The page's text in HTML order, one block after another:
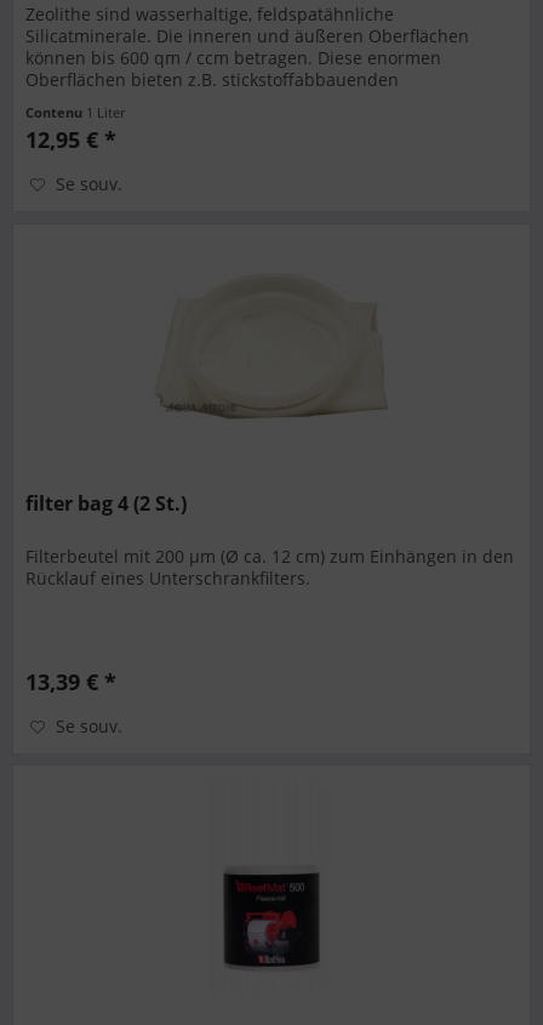
Zeolithe sind wasserhaltige, feldspatähnliche
Silicatminerale. Die inneren und äußeren Oberflächen
können bis 600 qm / ccm betragen. Diese enormen
Oberflächen bieten z.B. stickstoffabbauenden
Contenu 1 Liter
12,95 € *
Se souv.
filter bag 4 (2 St.)
Filterbeutel mit 200 µm (Ø ca. 12 cm) zum Einhängen in den
Rücklauf eines Unterschrankfilters.
13,39 € *
Se souv.